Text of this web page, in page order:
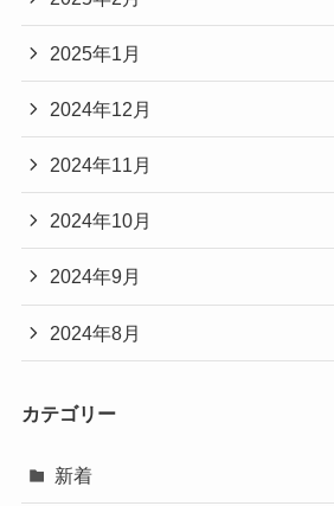
2025年1月
2024年12月
2024年11月
2024年10月
2024年9月
2024年8月
カテゴリー
新着